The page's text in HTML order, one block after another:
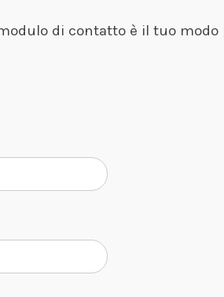
di contatto è il tuo